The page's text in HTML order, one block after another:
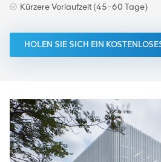
Kürzere Vorlaufzeit (45–60 Tage)
HOLEN SIE SICH EIN